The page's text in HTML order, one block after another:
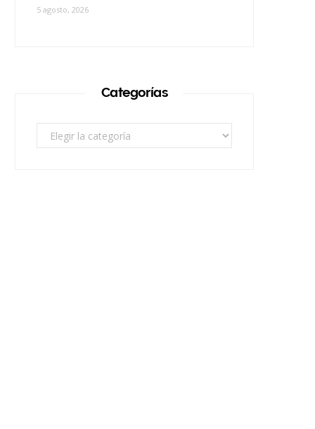
5 agosto, 2026
Categorías
Categorías